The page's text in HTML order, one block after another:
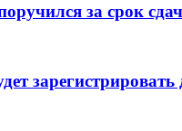
за срок
зарегистрировать